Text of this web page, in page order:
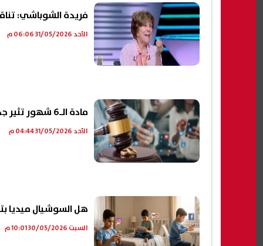
فريدة الشوباشي:
الأحد 31/05/2026 06:06 م
مادة الـ6 شهور تثير جدلًا.. إسلام عامر يحذر: الجواز مش عقد مؤقت ولا تجربة|فيديو
الأحد 31/05/2026 04:44 م
هل السوشيال ميديا
السبت 30/05/2026 10:01 م